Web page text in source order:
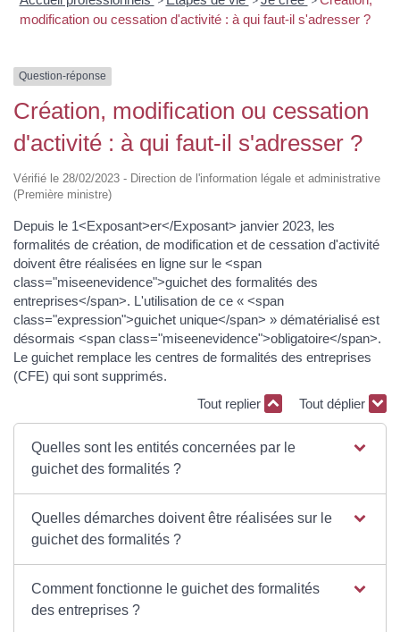
modification ou cessation d'activité : à qui faut-il s'adresser ?
Question-réponse
Création, modification ou cessation
d'activité : à qui faut-il s'adresser ?
Vérifié le 28/02/2023 - Direction de l'information légale et administrative
(Première ministre)
Depuis le 1<Exposant>er</Exposant> janvier 2023, les
formalités de création, de modification et de cessation d'activité
doivent être réalisées en ligne sur le <span
class="miseenevidence">guichet des formalités des
entreprises</span>. L'utilisation de ce « <span
class="expression">guichet unique</span> » dématérialisé est
désormais <span class="miseenevidence">obligatoire</span>.
Le guichet remplace les centres de formalités des entreprises
(CFE) qui sont supprimés.
Tout replier
Tout déplier
Quelles sont les entités concernées par le
guichet des formalités ?
Quelles démarches doivent être réalisées sur le
guichet des formalités ?
Comment fonctionne le guichet des formalités
des entreprises ?